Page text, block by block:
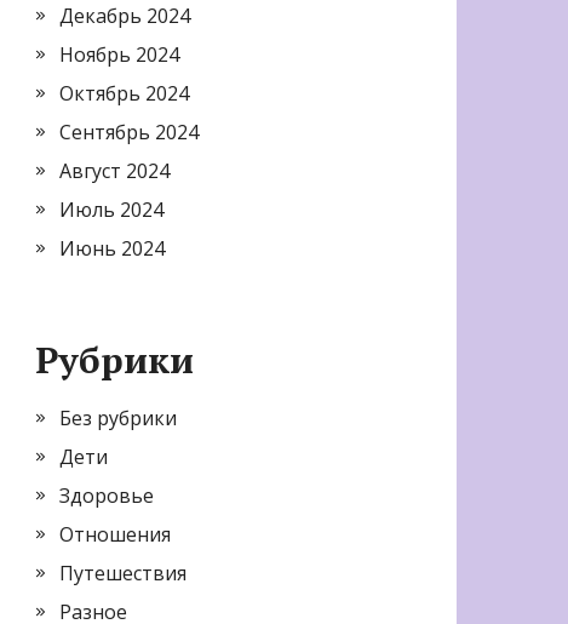
Декабрь 2024
Ноябрь 2024
Октябрь 2024
Сентябрь 2024
Август 2024
Июль 2024
Июнь 2024
Рубрики
Без рубрики
Дети
Здоровье
Отношения
Путешествия
Разное